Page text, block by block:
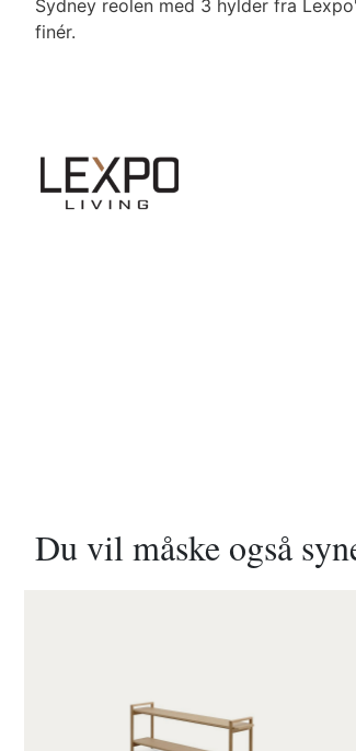
Sydney reolen med 3 hylder fra
finér.
Du vil måske også